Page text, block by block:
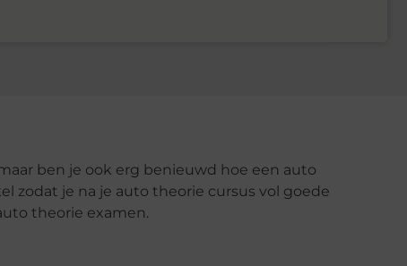
ben je ook erg benieuwd hoe een auto
zodat je na je auto theorie cursus vol goede
theorie examen.